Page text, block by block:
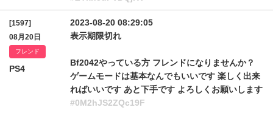
[1597]
08月20日
フレンド
PS4
2023-08-20 08:29:05
表示期限切れ
Bf2042やっている方 フレンドになりませんか？
ゲームモードは基本なんでもいいです 楽しく出来
ればいいです あと下手です よろしくお願いします
#0M2hJS2ZQc19F